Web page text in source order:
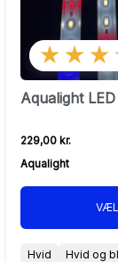
Aqualight
229,00 kr.
Aqualight
Hvid Hvid og